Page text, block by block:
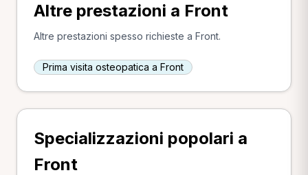
Altre prestazioni a Front
Altre prestazioni spesso richieste a Front.
Prima visita osteopatica a Front
Specializzazioni popolari a
Front